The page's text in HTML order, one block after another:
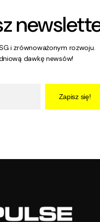
i zrównoważonym rozwoju.
dawkę newsów!
Zapisz się!